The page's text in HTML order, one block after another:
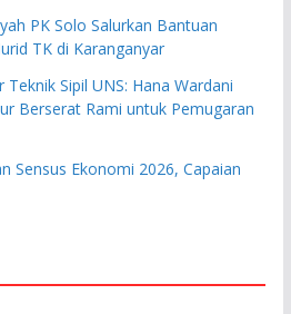
PK Solo Salurkan Bantuan
TK di Karanganyar
Sipil UNS: Hana Wardani
Berserat Rami untuk Pemugaran
Sensus Ekonomi 2026, Capaian